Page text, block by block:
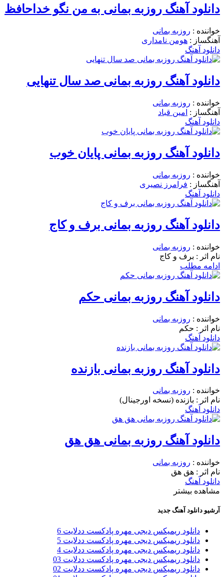
دانلود آهنگ روزبه بمانی به من نگو خداحافظ
خواننده : روزبه بمانی
آهنگساز : هومن نامداری
دانلود آهنگ
دانلود آهنگ روزبه بمانی صد سال تنهایی
خواننده : روزبه بمانی
آهنگساز : امین قباد
دانلود آهنگ
دانلود آهنگ روزبه بمانی پایان خوب
خواننده : روزبه بمانی
آهنگساز : فرامرز نصیری
دانلود آهنگ
دانلود آهنگ روزبه بمانی برف و کاج
خواننده : روزبه بمانی
نام اثر : برف و کاج
ادامه مطلب
دانلود آهنگ روزبه بمانی حکم
خواننده : روزبه بمانی
نام اثر : حکم
دانلود آهنگ
دانلود آهنگ روزبه بمانی بازنده
خواننده : روزبه بمانی
نام اثر : بازنده (نسخه اورجینال)
دانلود آهنگ
دانلود آهنگ روزبه بمانی هق هق
خواننده : روزبه بمانی
نام اثر : هق هق
دانلود آهنگ
مشاهده بیشتر
آرشیو دانلود آهنگ جدید
دانلود ریمیکس دیجی مهره پادکست ددلایت 6
دانلود ریمیکس دیجی مهره پادکست ددلایت 5
دانلود ریمیکس دیجی مهره پادکست ددلایت 4
دانلود ریمیکس دیجی مهره پادکست ددلایت 03
دانلود ریمیکس دیجی مهره پادکست ددلایت 02